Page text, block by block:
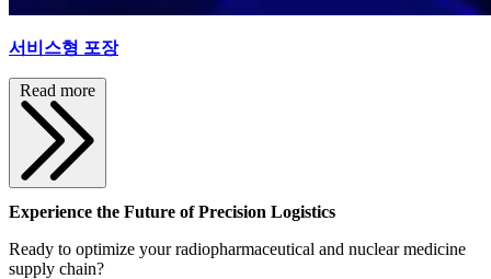
서비스형 포장
Read more
Experience the Future of Precision Logistics
Ready to optimize your radiopharmaceutical and nuclear medicine
supply chain?